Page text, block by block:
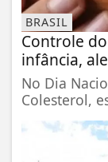
BRASIL
Controle
infância,
No Dia
Colesterol,